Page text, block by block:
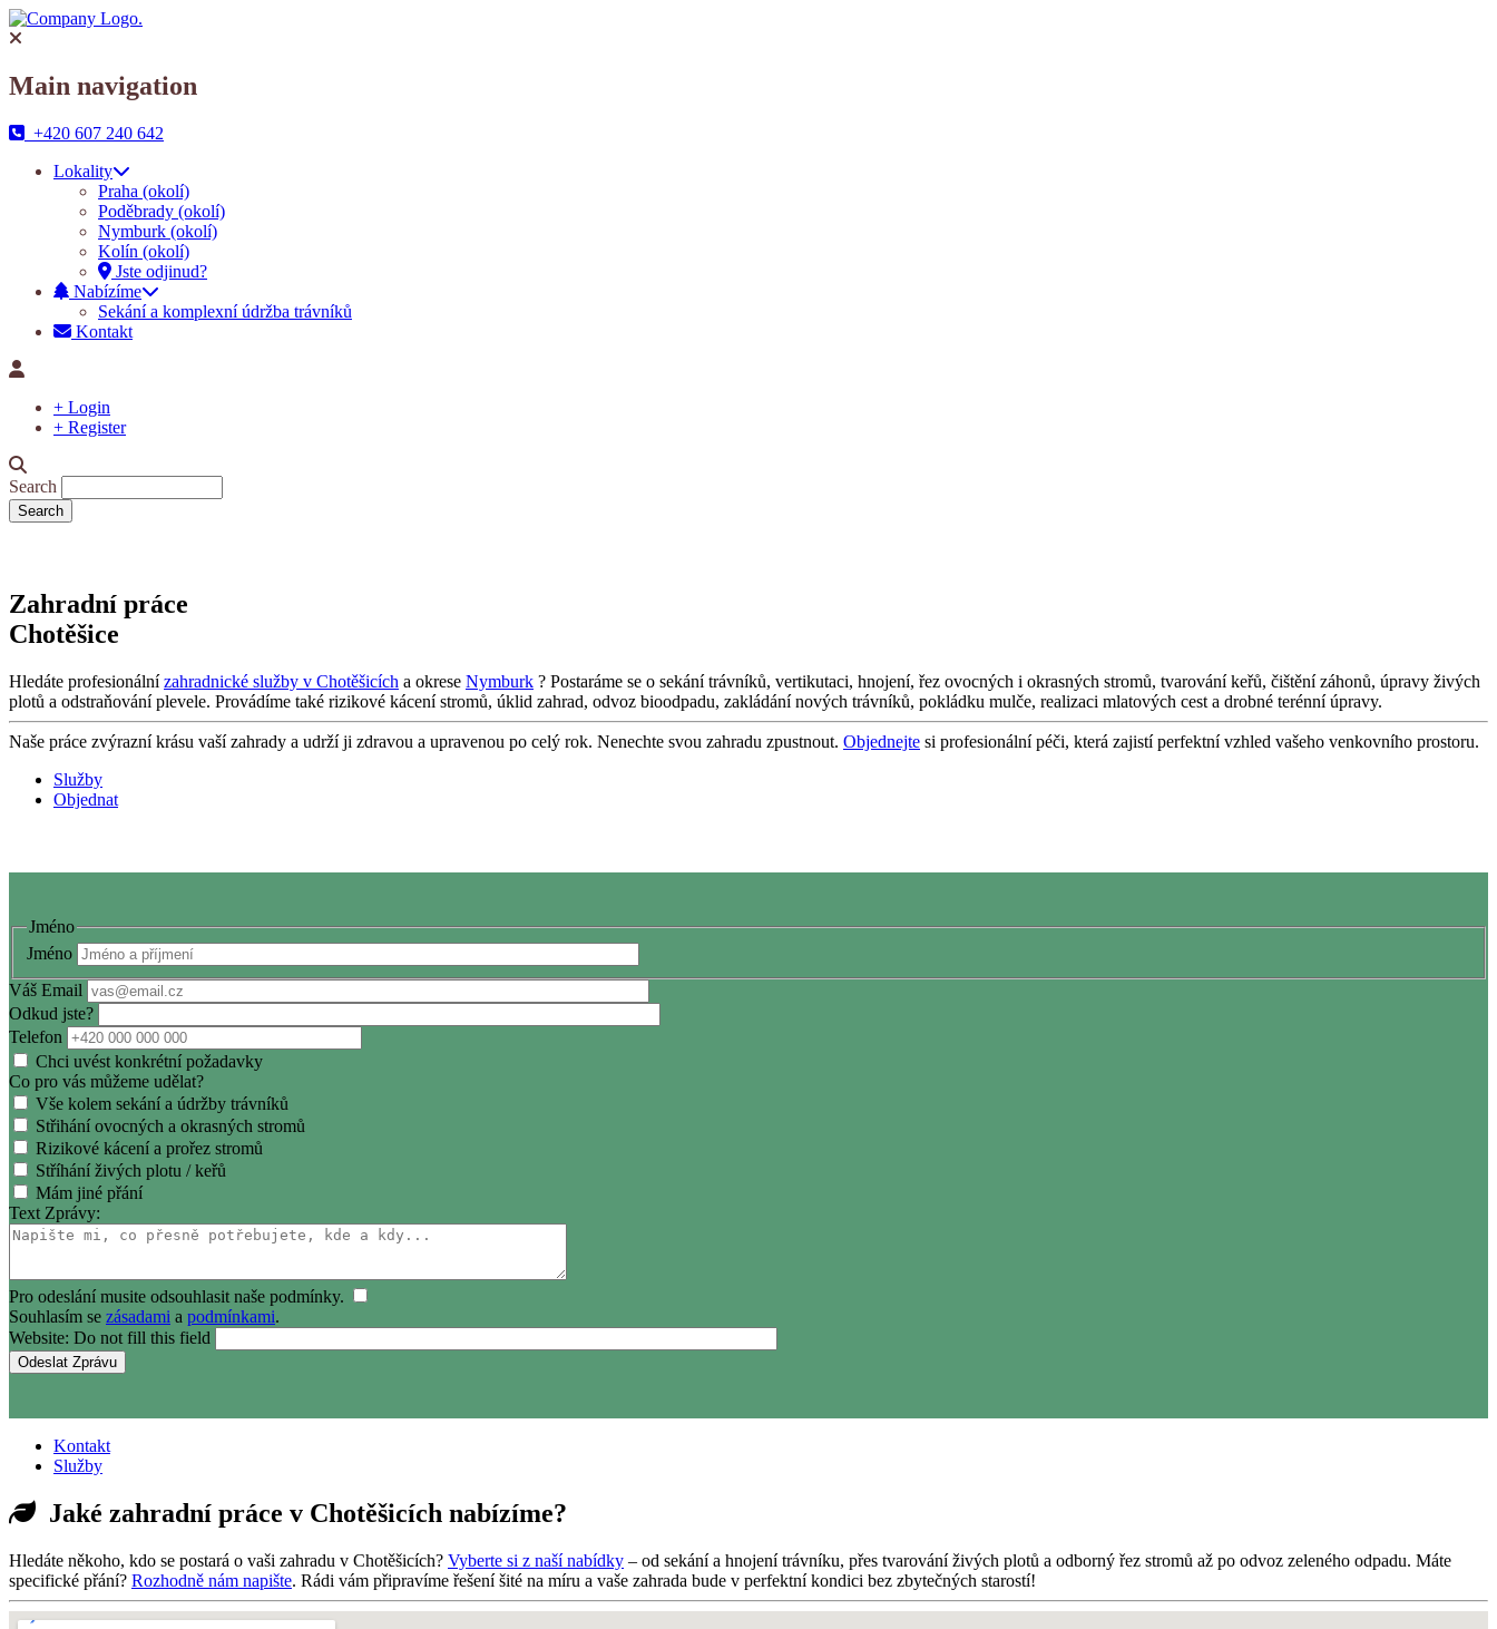
Main navigation
+420 607 240 642
Lokality
Praha (okolí)
Poděbrady (okolí)
Nymburk (okolí)
Kolín (okolí)
Jste odjinud?
Nabízíme
Sekání a komplexní údržba trávníků
Kontakt
+ Login
+ Register
Search
Zahradní práce
Chotěšice
Hledáte profesionálnízahradnické služby v Chotěšicích a okrese Nymburk ? Postaráme se o sekání trávníků, vertikutaci, hnojení, řez ovocných i okrasných stromů, tvarování keřů, čištění záhonů, úpravy živých
plotů a odstraňování plevele. Provádíme také rizikové kácení stromů, úklid zahrad, odvoz bioodpadu, zakládání nových trávníků, pokládku mulče, realizaci mlatových cest a drobné terénní úpravy.
Naše práce zvýrazní krásu vaší zahrady a udrží ji zdravou a upravenou po celý rok. Nenechte svou zahradu zpustnout. Objednejte si profesionální péči, která zajistí perfektní vzhled vašeho venkovního prostoru.
Služby
Objednat
Jméno
Jméno
Váš Email
Odkud jste?
Telefon
Chci uvést konkrétní požadavky
Co pro vás můžeme udělat?
Vše kolem sekání a údržby trávníků
Střihání ovocných a okrasných stromů
Rizikové kácení a prořez stromů
Stříhání živých plotu / keřů
Mám jiné přání
Text Zprávy:
Pro odeslání musite odsouhlasit naše podmínky.
Souhlasím se zásadami a podmínkami.
Website: Do not fill this field
Kontakt
Služby
Jaké zahradní práce v Chotěšicích nabízíme?
Hledáte někoho, kdo se postará o vaši zahradu v Chotěšicích? Vyberte si z naší nabídky – od sekání a hnojení trávníku, přes tvarování živých plotů a odborný řez stromů až po odvoz zeleného odpadu. Máte
specifické přání? Rozhodně nám napište. Rádi vám připravíme řešení šité na míru a vaše zahrada bude v perfektní kondici bez zbytečných starostí!